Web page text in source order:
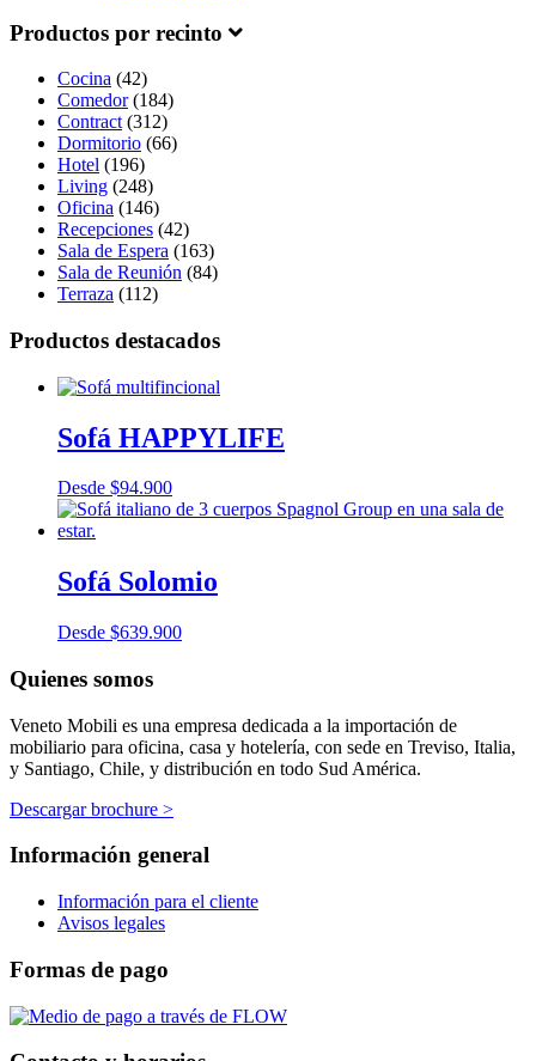
Productos por recinto
Cocina (42)
Comedor(184)
Contract (312)
Dormitorio (66)
Hotel (196)
Living (248)
Oficina (146)
Recepciones (42)
Sala de Espera (163)
Sala de Reunión (84)
Terraza (112)
Productos destacados
Sofá HAPPYLIFE
Desde $94.900
Sofá Solomio
Desde $639.900
Quienes somos
Veneto Mobili es una empresa dedicada a la importación de
mobiliario para oficina, casa y hotelería, con sede en Treviso, Italia,
y Santiago, Chile, y distribución en todo Sud América.
Descargar brochure >
Información general
Información para el cliente
Avisos legales
Formas de pago